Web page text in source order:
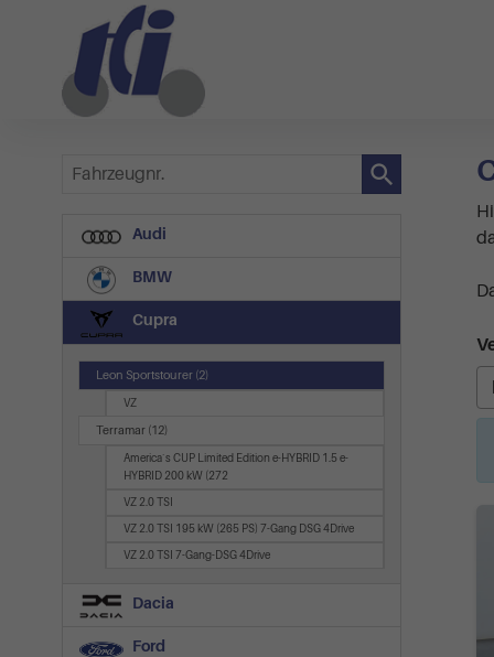
Fahrzeugnr.
Audi
BMW
Cupra
Leon Sportstourer (2)
VZ
Terramar (12)
America`s CUP Limited Edition e-HYBRID 1.5 e-
HYBRID 200 kW (272
VZ 2.0 TSI
VZ 2.0 TSI 195 kW (265 PS) 7-Gang DSG 4Drive
VZ 2.0 TSI 7-Gang-DSG 4Drive
Dacia
Ford